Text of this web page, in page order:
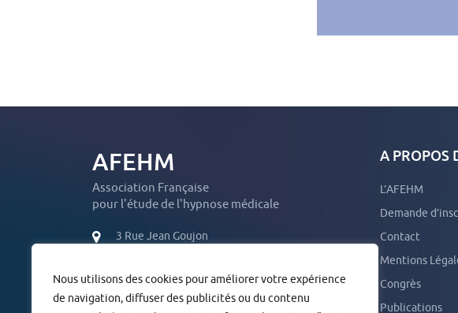
Nous utilisons des cookies pour améliorer votre expérience
de navigation, diffuser des publicités ou du contenu
AFEHM
Association Française
pour l'étude de l'hypnose médicale
3 Rue Jean Goujon
01 42 56 65 65
A PROPOS
L’AFEHM
Demande
Contact
Mentions
Congrès
Publications